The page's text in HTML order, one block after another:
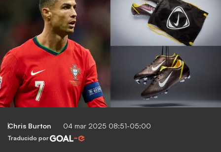
Chris Burton 04 mar 2025 08:51-05:00
Traducido por